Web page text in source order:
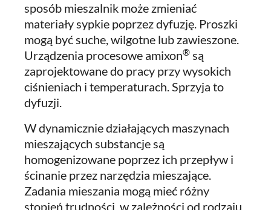
sposób mieszalnik może zmieniać
materiały sypkie poprzez dyfuzję. Proszki
mogą być suche, wilgotne lub zawieszone.
Urządzenia procesowe amixon® są
zaprojektowane do pracy przy wysokich
ciśnieniach i temperaturach. Sprzyja to
dyfuzji.
W dynamicznie działających maszynach
mieszających substancje są
homogenizowane poprzez ich przepływ i
ścinanie przez narzędzia mieszające.
Zadania mieszania mogą mieć różny
stopień trudności, w zależności od rodzaju